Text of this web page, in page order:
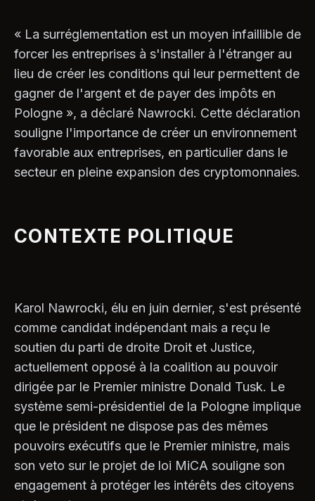
« La surréglementation est un moyen infaillible de
forcer les entreprises à s'installer à l'étranger au
lieu de créer les conditions qui leur permettent de
gagner de l'argent et de payer des impôts en
Pologne », a déclaré Nawrocki. Cette déclaration
souligne l'importance de créer un environnement
favorable aux entreprises, en particulier dans le
secteur en pleine expansion des cryptomonnaies.
CONTEXTE POLITIQUE
Karol Nawrocki, élu en juin dernier, s'est présenté
comme candidat indépendant mais a reçu le
soutien du parti de droite Droit et Justice,
actuellement opposé à la coalition au pouvoir
dirigée par le Premier ministre Donald Tusk. Le
système semi-présidentiel de la Pologne implique
que le président ne dispose pas des mêmes
pouvoirs exécutifs que le Premier ministre, mais
son veto sur le projet de loi MiCA souligne son
engagement à protéger les intérêts des citoyens